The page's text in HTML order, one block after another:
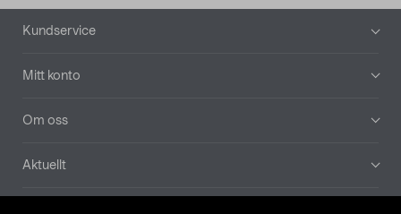
Sidfot
Kundservice
Mitt konto
Om oss
Aktuellt